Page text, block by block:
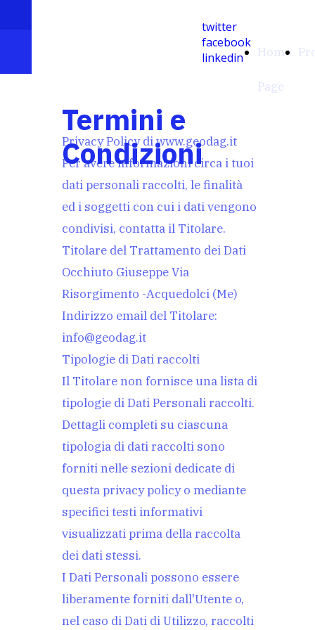
twitter
facebook
linkedin
Home
Page
Termini e
Condizioni
Privacy Policy di www.geodag.it
Per avere informazioni circa i tuoi
dati personali raccolti, le finalità
ed i soggetti con cui i dati vengono
condivisi, contatta il Titolare.
Titolare del Trattamento dei Dati
Occhiuto Giuseppe Via
Risorgimento -Acquedolci (Me)
Indirizzo email del Titolare:
info@geodag.it
Tipologie di Dati raccolti
Il Titolare non fornisce una lista di
tipologie di Dati Personali raccolti.
Dettagli completi su ciascuna
tipologia di dati raccolti sono
forniti nelle sezioni dedicate di
questa privacy policy o mediante
specifici testi informativi
visualizzati prima della raccolta
dei dati stessi.
I Dati Personali possono essere
liberamente forniti dall'Utente o,
nel caso di Dati di Utilizzo, raccolti